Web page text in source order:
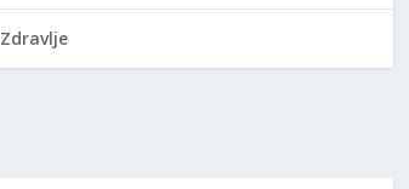
Zdravlje